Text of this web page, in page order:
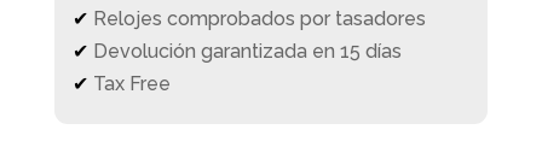
✔ Relojes comprobados por tasadores
✔ Devolución garantizada en 15 días
✔ Tax Free